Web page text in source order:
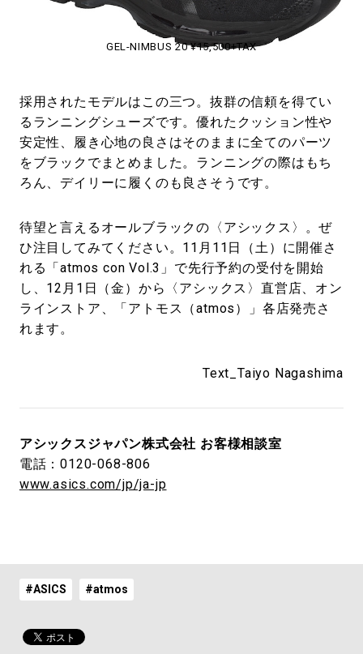
GEL-NIMBUS 20 ¥15,500+TAX
採用されたモデルはこの三つ。抜群の信頼を得てい
るランニングシューズです。優れたクッション性や
安定性、履き心地の良さはそのままに全てのパーツ
をブラックでまとめました。ランニングの際はもち
ろん、デイリーに履くのも良さそうです。
待望と言えるオールブラックの〈アシックス〉。ぜ
ひ注目してみてください。11月11日（土）に開催さ
れる「atmos con Vol.3」で先行予約の受付を開始
し、12月1日（金）から〈アシックス〉直営店、オン
ラインストア、「アトモス（atmos）」各店発売さ
れます。
Text_Taiyo Nagashima
アシックスジャパン株式会社 お客様相談室
電話：0120-068-806
www.asics.com/jp/ja-jp
#ASICS #atmos